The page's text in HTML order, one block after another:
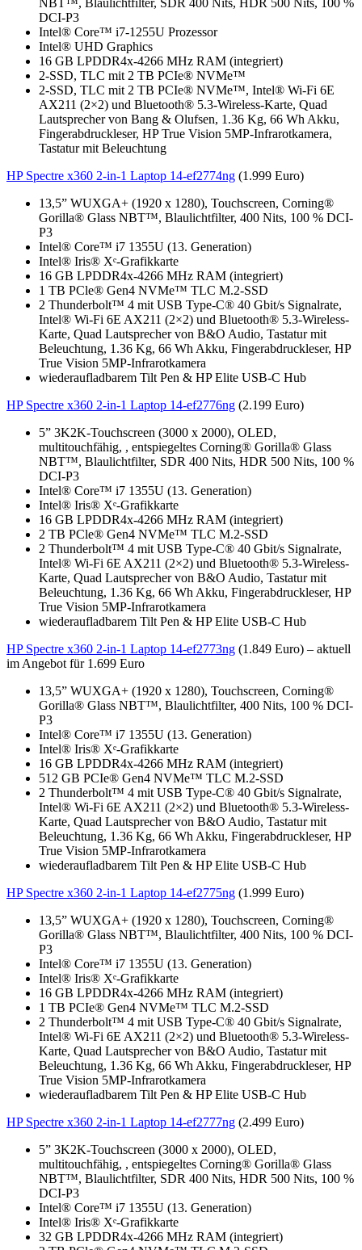
NBT™, Blaulichtfilter, SDR 400 Nits, HDR 500 Nits, 100 %
DCI-P3
Intel® Core™ i7-1255U Prozessor
Intel® UHD Graphics
16 GB LPDDR4x-4266 MHz RAM (integriert)
2-SSD, TLC mit 2 TB PCIe® NVMe™
2-SSD, TLC mit 2 TB PCIe® NVMe™, Intel® Wi-Fi 6E
AX211 (2×2) und Bluetooth® 5.3-Wireless-Karte, Quad
Lautsprecher von Bang & Olufsen, 1.36 Kg, 66 Wh Akku,
Fingerabdruckleser, HP True Vision 5MP-Infrarotkamera,
Tastatur mit Beleuchtung
HP Spectre x360 2-in-1 Laptop 14-ef2774ng (1.999 Euro)
13,5” WUXGA+ (1920 x 1280), Touchscreen, Corning®
Gorilla® Glass NBT™, Blaulichtfilter, 400 Nits, 100 % DCI-
P3
Intel® Core™ i7 1355U (13. Generation)
Intel® Iris® Xᵉ-Grafikkarte
16 GB LPDDR4x-4266 MHz RAM (integriert)
1 TB PCle® Gen4 NVMe™ TLC M.2-SSD
2 Thunderbolt™ 4 mit USB Type-C® 40 Gbit/s Signalrate,
Intel® Wi-Fi 6E AX211 (2×2) und Bluetooth® 5.3-Wireless-
Karte, Quad Lautsprecher von B&O Audio, Tastatur mit
Beleuchtung, 1.36 Kg, 66 Wh Akku, Fingerabdruckleser, HP
True Vision 5MP-Infrarotkamera
wiederaufladbarem Tilt Pen & HP Elite USB-C Hub
HP Spectre x360 2-in-1 Laptop 14-ef2776ng (2.199 Euro)
5” 3K2K-Touchscreen (3000 x 2000), OLED,
multitouchfähig, , entspiegeltes Corning® Gorilla® Glass
NBT™, Blaulichtfilter, SDR 400 Nits, HDR 500 Nits, 100 %
DCI-P3
Intel® Core™ i7 1355U (13. Generation)
Intel® Iris® Xᵉ-Grafikkarte
16 GB LPDDR4x-4266 MHz RAM (integriert)
2 TB PCle® Gen4 NVMe™ TLC M.2-SSD
2 Thunderbolt™ 4 mit USB Type-C® 40 Gbit/s Signalrate,
Intel® Wi-Fi 6E AX211 (2×2) und Bluetooth® 5.3-Wireless-
Karte, Quad Lautsprecher von B&O Audio, Tastatur mit
Beleuchtung, 1.36 Kg, 66 Wh Akku, Fingerabdruckleser, HP
True Vision 5MP-Infrarotkamera
wiederaufladbarem Tilt Pen & HP Elite USB-C Hub
HP Spectre x360 2-in-1 Laptop 14-ef2773ng (1.849 Euro) – aktuell
im Angebot für 1.699 Euro
13,5” WUXGA+ (1920 x 1280), Touchscreen, Corning®
Gorilla® Glass NBT™, Blaulichtfilter, 400 Nits, 100 % DCI-
P3
Intel® Core™ i7 1355U (13. Generation)
Intel® Iris® Xᵉ-Grafikkarte
16 GB LPDDR4x-4266 MHz RAM (integriert)
512 GB PCIe® Gen4 NVMe™ TLC M.2-SSD
2 Thunderbolt™ 4 mit USB Type-C® 40 Gbit/s Signalrate,
Intel® Wi-Fi 6E AX211 (2×2) und Bluetooth® 5.3-Wireless-
Karte, Quad Lautsprecher von B&O Audio, Tastatur mit
Beleuchtung, 1.36 Kg, 66 Wh Akku, Fingerabdruckleser, HP
True Vision 5MP-Infrarotkamera
wiederaufladbarem Tilt Pen & HP Elite USB-C Hub
HP Spectre x360 2-in-1 Laptop 14-ef2775ng (1.999 Euro)
13,5” WUXGA+ (1920 x 1280), Touchscreen, Corning®
Gorilla® Glass NBT™, Blaulichtfilter, 400 Nits, 100 % DCI-
P3
Intel® Core™ i7 1355U (13. Generation)
Intel® Iris® Xᵉ-Grafikkarte
16 GB LPDDR4x-4266 MHz RAM (integriert)
1 TB PCIe® Gen4 NVMe™ TLC M.2-SSD
2 Thunderbolt™ 4 mit USB Type-C® 40 Gbit/s Signalrate,
Intel® Wi-Fi 6E AX211 (2×2) und Bluetooth® 5.3-Wireless-
Karte, Quad Lautsprecher von B&O Audio, Tastatur mit
Beleuchtung, 1.36 Kg, 66 Wh Akku, Fingerabdruckleser, HP
True Vision 5MP-Infrarotkamera
wiederaufladbarem Tilt Pen & HP Elite USB-C Hub
HP Spectre x360 2-in-1 Laptop 14-ef2777ng (2.499 Euro)
5” 3K2K-Touchscreen (3000 x 2000), OLED,
multitouchfähig, , entspiegeltes Corning® Gorilla® Glass
NBT™, Blaulichtfilter, SDR 400 Nits, HDR 500 Nits, 100 %
DCI-P3
Intel® Core™ i7 1355U (13. Generation)
Intel® Iris® Xᵉ-Grafikkarte
32 GB LPDDR4x-4266 MHz RAM (integriert)